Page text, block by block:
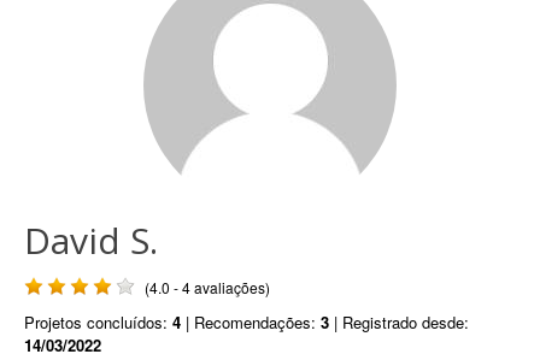
David S.
(4.0 - 4 avaliações)
Projetos concluídos: 4 | Recomendações: 3 | Registrado desde:
14/03/2022